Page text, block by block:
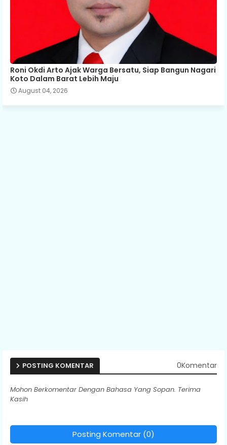
Roni Okdi Arto Ajak Warga Bersatu, Siap Bangun Nagari
Koto Dalam Barat Lebih Maju
August 04, 2026
POSTING KOMENTAR 0Komentar
Mohon Berkomentar Dengan Bahasa Yang Sopan. Terima
Kasih
Posting Komentar (0)